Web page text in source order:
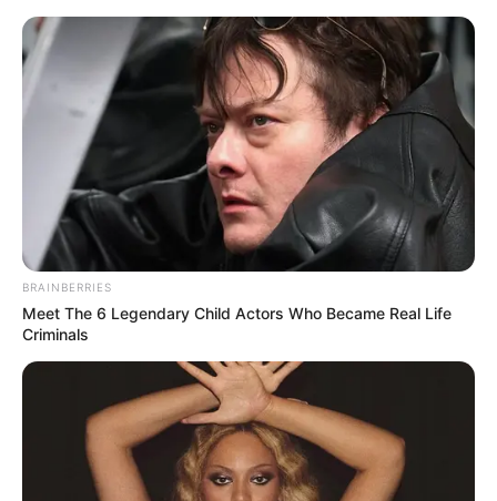
INSPIRASI
SERIES
NGAKAK
QUOTES
BRAINBERRIES
Meet The 6 Legendary Child Actors Who Became Real Life
Criminals